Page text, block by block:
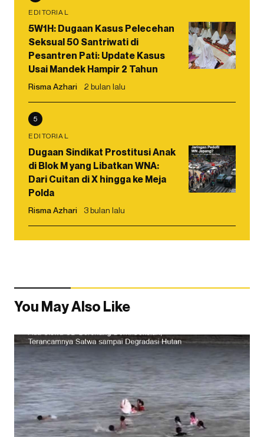
EDITORIAL
5W1H: Dugaan Kasus Pelecehan
Seksual 50 Santriwati di
Pesantren Pati: Update Kasus
Usai Mandek Hampir 2 Tahun
Risma Azhari 2 bulan lalu
5
EDITORIAL
Dugaan Sindikat Prostitusi Anak
di Blok M yang Libatkan WNA:
Dari Cuitan di X hingga ke Meja
Polda
Risma Azhari 3 bulan lalu
You May Also Like